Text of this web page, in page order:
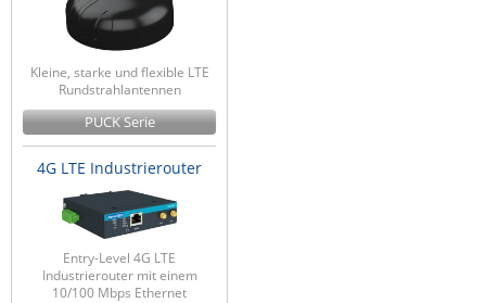
Kleine, starke und flexible LTE
Rundstrahlantennen
PUCK Serie
4G LTE Industrierouter
Entry-Level 4G LTE
Industrierouter mit einem
10/100 Mbps Ethernet